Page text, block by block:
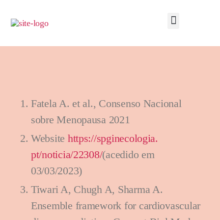
Fatela A. et al., Consenso Nacional
sobre Menopausa 2021
Website https://spginecologia.
pt/noticia/22308/(acedido em
03/03/2023)
Tiwari A, Chugh A, Sharma A.
Ensemble framework for cardiovascular